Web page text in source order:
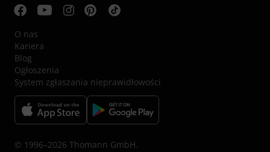
O nas
Kariera
Blog
Ogłoszenia
System zgłaszania nieprawidłowości
© 1996–2026 Thomann GmbH.